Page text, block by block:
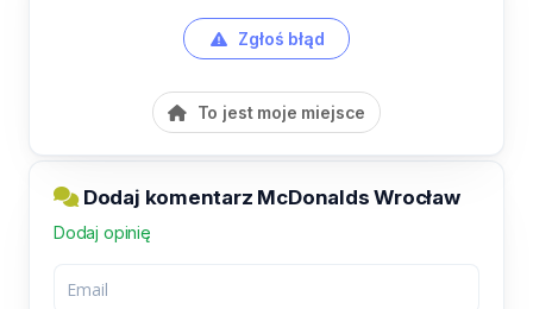
Zgłoś błąd
To jest moje miejsce
Dodaj komentarz McDonalds Wrocław
Dodaj opinię